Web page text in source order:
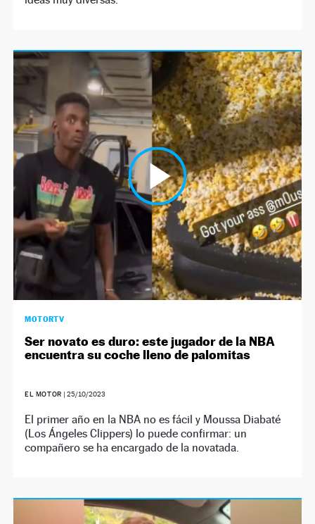
MOTORTV
Ser novato es duro: este jugador de la NBA
encuentra su coche lleno de palomitas
EL MOTOR | 25/10/2023
El primer año en la NBA no es fácil y Moussa Diabaté
(Los Ángeles Clippers) lo puede confirmar: un
compañero se ha encargado de la novatada.